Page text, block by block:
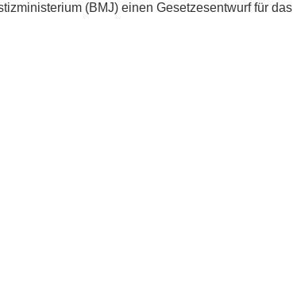
(BMJ) einen Gesetzesentwurf für das